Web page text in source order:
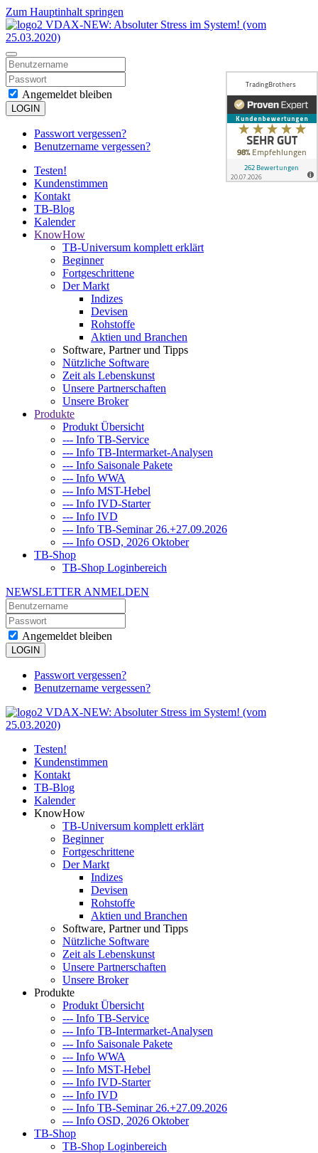
Zum Hauptinhalt springen
Angemeldet bleiben
LOGIN
Passwort vergessen?
Benutzername vergessen?
Testen!
Kundenstimmen
Kontakt
TB-Blog
Kalender
KnowHow
TB-Universum komplett erklärt
Beginner
Fortgeschrittene
Der Markt
Indizes
Devisen
Rohstoffe
Aktien und Branchen
Software, Partner und Tipps
Nützliche Software
Zeit als Lebenskunst
Unsere Partnerschaften
Unsere Broker
Produkte
Produkt Übersicht
--- Info TB-Service
--- Info TB-Intermarket-Analysen
--- Info Saisonale Pakete
--- Info WWA
--- Info MST-Hebel
--- Info IVD-Starter
--- Info IVD
--- Info TB-Seminar 26.+27.09.2026
--- Info OSD, 2026 Oktober
TB-Shop
TB-Shop Loginbereich
NEWSLETTER ANMELDEN
Angemeldet bleiben
LOGIN
Passwort vergessen?
Benutzername vergessen?
Testen!
Kundenstimmen
Kontakt
TB-Blog
Kalender
KnowHow
TB-Universum komplett erklärt
Beginner
Fortgeschrittene
Der Markt
Indizes
Devisen
Rohstoffe
Aktien und Branchen
Software, Partner und Tipps
Nützliche Software
Zeit als Lebenskunst
Unsere Partnerschaften
Unsere Broker
Produkte
Produkt Übersicht
--- Info TB-Service
--- Info TB-Intermarket-Analysen
--- Info Saisonale Pakete
--- Info WWA
--- Info MST-Hebel
--- Info IVD-Starter
--- Info IVD
--- Info TB-Seminar 26.+27.09.2026
--- Info OSD, 2026 Oktober
TB-Shop
TB-Shop Loginbereich